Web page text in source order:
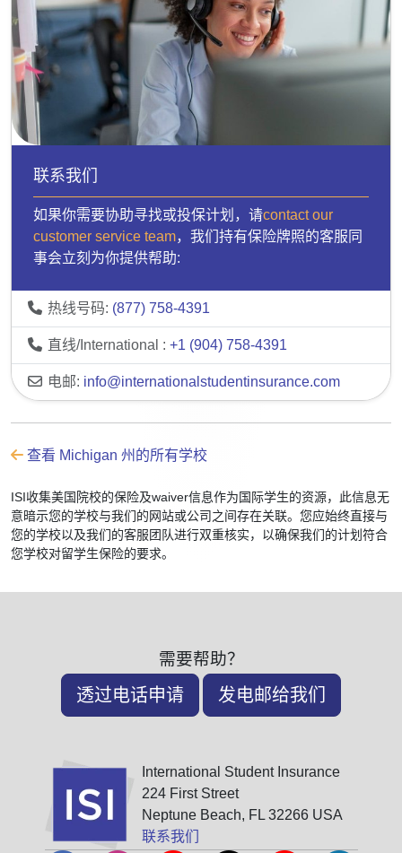
联系我们
如果你需要协助寻找或投保计划，请contact our
customer service team，我们持有保险牌照的客服同
事会立刻为你提供帮助:
热线号码: (877) 758-4391
直线/International : +1 (904) 758-4391
电邮: info@internationalstudentinsurance.com
查看 Michigan 州的所有学校
ISI收集美国院校的保险及waiver信息作为国际学生的资源，此信息无
意暗示您的学校与我们的网站或公司之间存在关联。您应始终直接与
您的学校以及我们的客服团队进行双重核实，以确保我们的计划符合
您学校对留学生保险的要求。
需要帮助？
透过电话申请 发电邮给我们
International Student Insurance
224 First Street
Neptune Beach, FL 32266 USA
联系我们